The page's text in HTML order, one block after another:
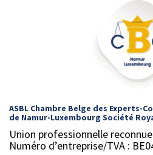
ASBL Chambre Belge des Experts-
de Namur-Luxembourg Société
Union professionnelle
Numéro d’entreprise/TVA :